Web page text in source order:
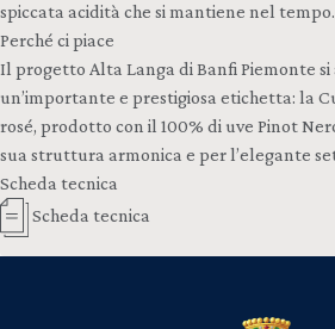
spiccata acidità che si mantiene nel tempo.
Perché ci piace
Il progetto Alta Langa di Banfi Piemonte si
un’importante e prestigiosa etichetta: la
rosé, prodotto con il 100% di uve Pinot
sua struttura armonica e per l’elegante
Scheda tecnica
Scheda tecnica